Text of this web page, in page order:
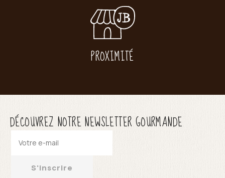
PROXIMITÉ
DÉCOUVREZ NOTRE NEWSLETTER GOURMANDE
S'inscrire